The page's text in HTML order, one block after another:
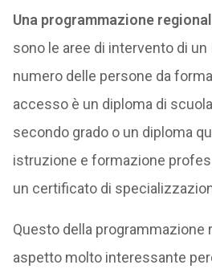
Una programmazione
sono le aree di intervento di un
numero delle persone da
accesso è un diploma di
secondo grado o un diploma
istruzione e formazione
un certificato di
Questo della programmazione
aspetto molto interessante